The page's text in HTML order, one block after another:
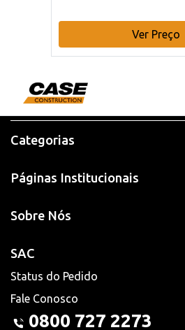
Ver Preço
Categorias
Páginas Institucionais
Sobre Nós
SAC
Status do Pedido
Fale Conosco
0800 727 2273